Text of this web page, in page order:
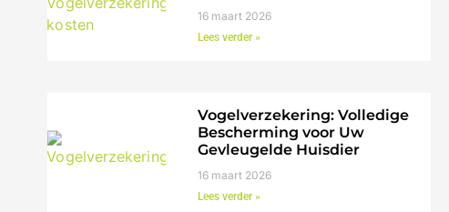
16 maart 2026
Lees verder »
Vogelverzekering: Volledige
Bescherming voor Uw
Gevleugelde Huisdier
16 maart 2026
Lees verder »